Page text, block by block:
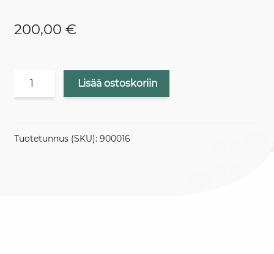
200,00 €
Hintaluokka
+
Lisää ostoskoriin
Tuotetunnus (SKU): 900016